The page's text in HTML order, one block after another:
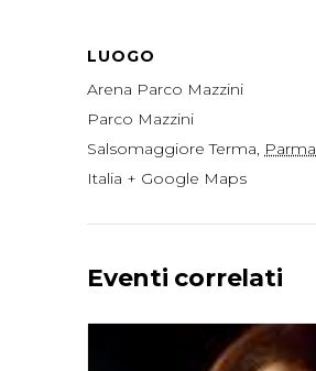
LUOGO
Arena Parco Mazzini
Parco Mazzini
Salsomaggiore Terma, Parma
Italia + Google Maps
Eventi correlati